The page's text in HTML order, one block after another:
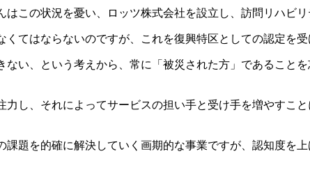
この状況を憂い、ロッツ株式会社を設立し、訪問リハビリ
てはならないのですが、これを復興特区としての認定を受
い、という考えから、常に「被災された方」であること
し、それによってサービスの担い手と受け手を増やすこ
題を的確に解決していく画期的な事業ですが、認知度を